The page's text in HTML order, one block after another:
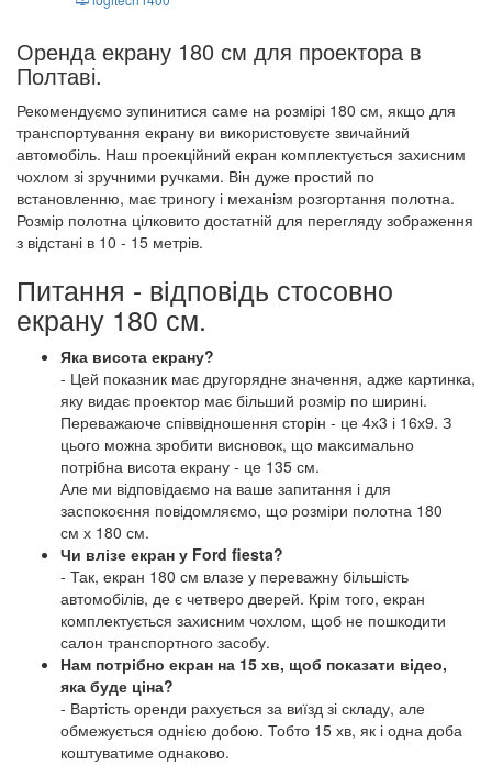
Оренда екрану 180 см для проектора в
Полтаві.
Рекомендуємо зупинитися саме на розмірі 180 см, якщо для
транспортування екрану ви використовуєте звичайний
автомобіль. Наш проекційний екран комплектується захисним
чохлом зі зручними ручками. Він дуже простий по
встановленню, має триногу і механізм розгортання полотна.
Розмір полотна цілковито достатній для перегляду зображення
з відстані в 10 - 15 метрів.
Питання - відповідь стосовно
екрану 180 см.
Яка висота екрану?
- Цей показник має другорядне значення, адже картинка,
яку видає проектор має більший розмір по ширині.
Переважаюче співвідношення сторін - це 4х3 і 16х9. З
цього можна зробити висновок, що максимально
потрібна висота екрану - це 135 см.
Але ми відповідаємо на ваше запитання і для
заспокоєння повідомляємо, що розміри полотна 180
см х 180 см.
Чи влізе екран у Ford fiesta?
- Так, екран 180 см влазе у переважну більшість
автомобілів, де є четверо дверей. Крім того, екран
комплектується захисним чохлом, щоб не пошкодити
салон транспортного засобу.
Нам потрібно екран на 15 хв, щоб показати відео,
яка буде ціна?
- Вартість оренди рахується за виїзд зі складу, але
обмежується однією добою. Тобто 15 хв, як і одна доба
коштуватиме однаково.